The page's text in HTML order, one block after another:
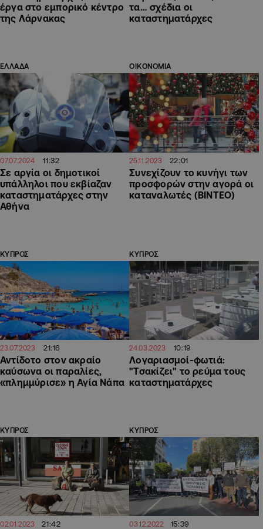
έργα στο εμπορικό κέντρο
της Λάρνακας
τα… σχέδια οι
καταστηματάρχες
ΕΛΛΑΔΑ
07.07.2024 11:32
Σε αργία οι δημοτικοί
υπάλληλοι που εκβίαζαν
καταστηματάρχες στην
Αθήνα
ΟΙΚΟΝΟΜΙΑ
25.11.2023 22:01
Συνεχίζουν το κυνήγι των
προσφορών στην αγορά οι
καταναλωτές (ΒΙΝΤΕΟ)
ΚΥΠΡΟΣ
23.07.2023 21:16
Αντίδοτο στον ακραίο
καύσωνα οι παραλίες,
«πλημμύρισε» η Αγία Νάπα
ΚΥΠΡΟΣ
24.03.2023 10:19
Λογαριασμοί-φωτιά:
"Τσακίζει" το ρεύμα τους
καταστηματάρχες
ΚΥΠΡΟΣ
02.01.2023 21:42
ΚΥΠΡΟΣ
03.12.2022 15:39